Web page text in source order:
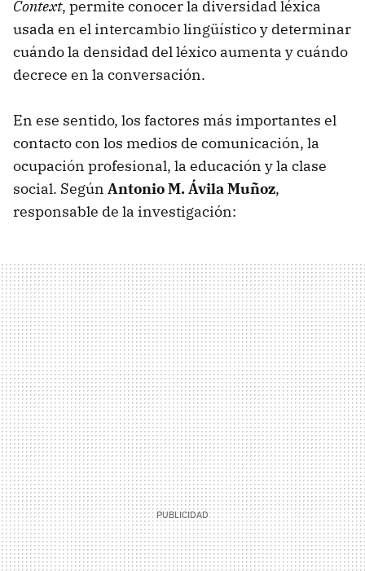
Context, permite conocer la diversidad léxica
usada en el intercambio lingüístico y determinar
cuándo la densidad del léxico aumenta y cuándo
decrece en la conversación.
En ese sentido, los factores más importantes el
contacto con los medios de comunicación, la
ocupación profesional, la educación y la clase
social. Según Antonio M. Ávila Muñoz,
responsable de la investigación: